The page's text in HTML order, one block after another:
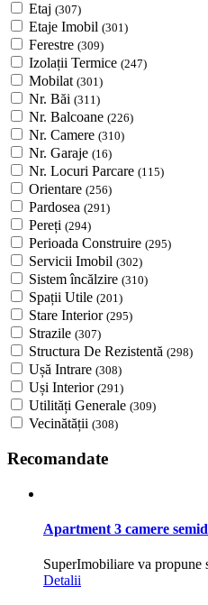
Etaj (307)
Etaje Imobil (301)
Ferestre (309)
Izolații Termice (247)
Mobilat (301)
Nr. Băi (311)
Nr. Balcoane (226)
Nr. Camere (310)
Nr. Garaje (16)
Nr. Locuri Parcare (115)
Orientare (256)
Pardosea (291)
Pereți (294)
Perioada Construire (295)
Servicii Imobil (302)
Sistem încălzire (310)
Spații Utile (201)
Stare Interior (295)
Strazile (307)
Structura De Rezistentă (298)
Ușă Intrare (308)
Uși Interior (291)
Utilități Generale (309)
Vecinătății (308)
Recomandate
Apartment 3 camere
SuperImobiliare va
Detalii